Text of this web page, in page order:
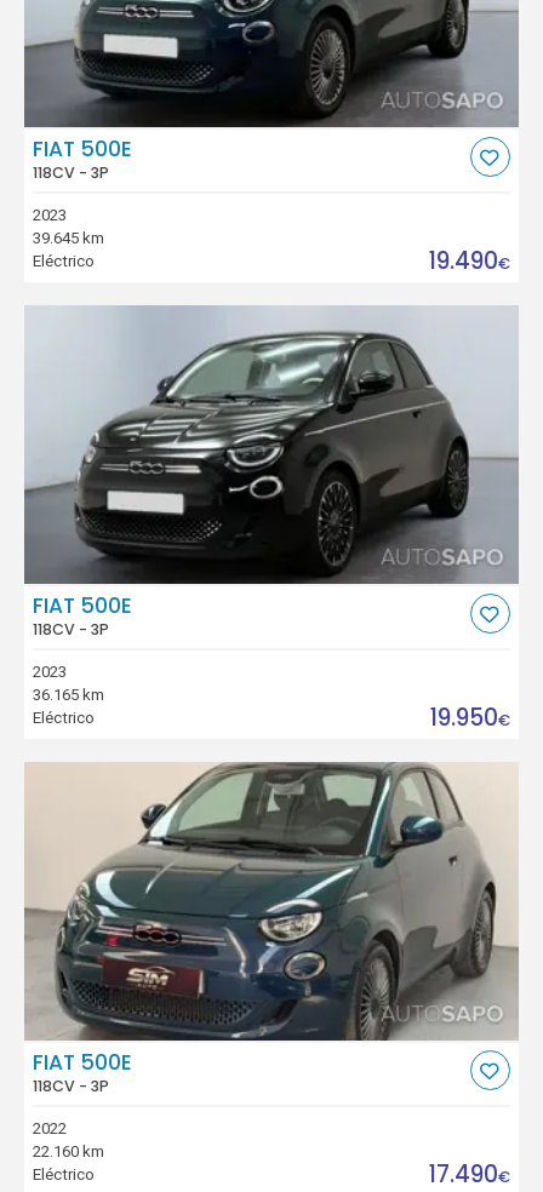
FIAT 500E
118CV - 3P
2023
39.645 km
Eléctrico
19.490€
FIAT 500E
118CV - 3P
2023
36.165 km
Eléctrico
19.950€
FIAT 500E
118CV - 3P
2022
22.160 km
Eléctrico
17.490€